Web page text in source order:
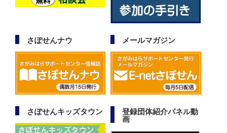
さぽせんナウ メールマガジン
さぽせんキッズタウン
登録団体紹介パネル動
画